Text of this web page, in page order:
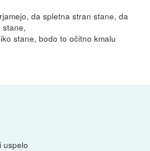
da spletna stran stane, da
stane,
stane, bodo to očitno kmalu
uspelo